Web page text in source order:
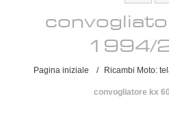
1994/
Pagina iniziale / Ricambi Moto:
convogliatore kx